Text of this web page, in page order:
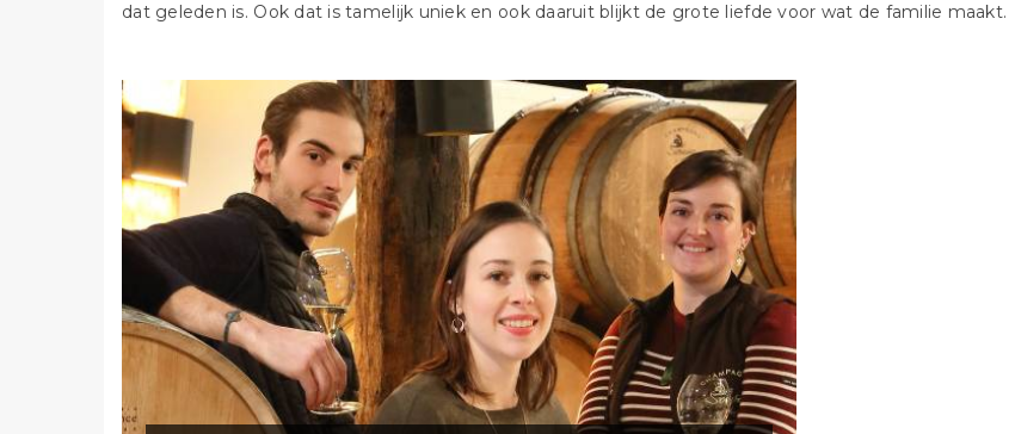
dat geleden is. Ook dat is tamelijk uniek en ook daaruit blijkt de grote liefde voor wat de familie maakt.